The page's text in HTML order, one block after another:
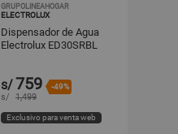
GRUPOLINEAHOGAR
ELECTROLUX
Dispensador de Agua
Electrolux ED30SRBL
s/759 -49%
s/ 1,499
Exclusivo para venta web